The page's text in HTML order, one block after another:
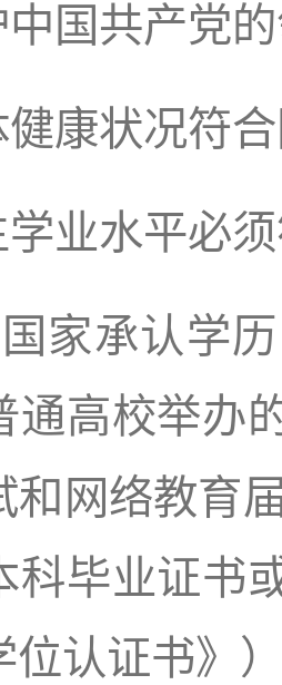
国共产党
健康状况符
学业水平必
国家承认学
通高校举办
和网络教育
科毕业证书
位认证书》